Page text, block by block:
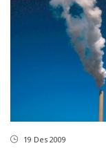
19 Des 2009